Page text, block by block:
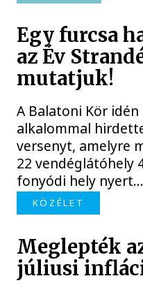
Egy furcsa
az Év
mutatjuk!
A Balatoni Kör
alkalommal
versenyt, amelyre
22 vendéglátóhely
fonyódi hely nyert...
KÖZÉLET
Meglepték
júliusi